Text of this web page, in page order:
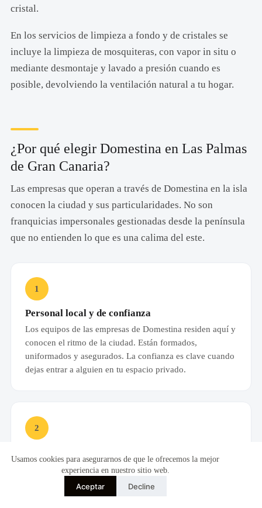
Usamos cookies para asegurarnos de que le ofrecemos la mejor
experiencia en nuestro sitio web.
Aceptar Decline
cristal.
En los servicios de limpieza a fondo y de cristales se
incluye la limpieza de mosquiteras, con vapor in situ o
mediante desmontaje y lavado a presión cuando es
posible, devolviendo la ventilación natural a tu hogar.
¿Por qué elegir Domestina en Las Palmas
de Gran Canaria?
Las empresas que operan a través de Domestina en la isla
conocen la ciudad y sus particularidades. No son
franquicias impersonales gestionadas desde la península
que no entienden lo que es una calima del este.
1
Personal local y de confianza
Los equipos de las empresas de Domestina residen aquí y
conocen el ritmo de la ciudad. Están formados,
uniformados y asegurados. La confianza es clave cuando
dejas entrar a alguien en tu espacio privado.
2
No se usan los mismos químicos que en un clima seco y
frío. Se emplean productos que combaten la humedad,
fungicidas preventivos y detergentes que rompen la